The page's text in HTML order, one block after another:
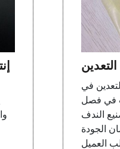
في
في فصل
الندف
الجودة
العميل